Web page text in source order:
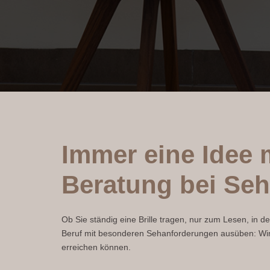
Immer eine Idee
Beratung bei
Ob Sie ständig eine Brille tragen, nur zum Lesen, in
Beruf mit besonderen Sehanforderungen ausüben:
erreichen können.